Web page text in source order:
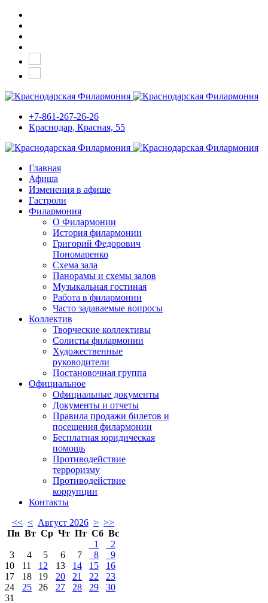
+7-861-267-26-26
Краснодар, Красная, 55
Главная
Афиша
Изменения в афише
Гастроли
Филармония
О Филармонии
История филармонии
Григорий Федорович
Пономаренко
Схема зала
Панорамы и схемы залов
Музыкальная гостиная
Работа в филармонии
Часто задаваемые вопросы
Коллектив
Творческие коллективы
Солисты филармонии
Художественные
руководители
Постановочная группа
Официальное
Официальные документы
Документы и отчеты
Правила продажи билетов и
посещения филармонии
Бесплатная юридическая
помощь
Противодействие
терроризму
Противодействие
коррупции
Контакты
<< < Август 2026 > >>
Пн Вт Ср Чт Пт Сб Вс
1
2
3
4 5 6 7 8
9
10
11 12 13 14 15
16
17
18 19 20 21 22
23
24
25 26 27 28 29
30
31